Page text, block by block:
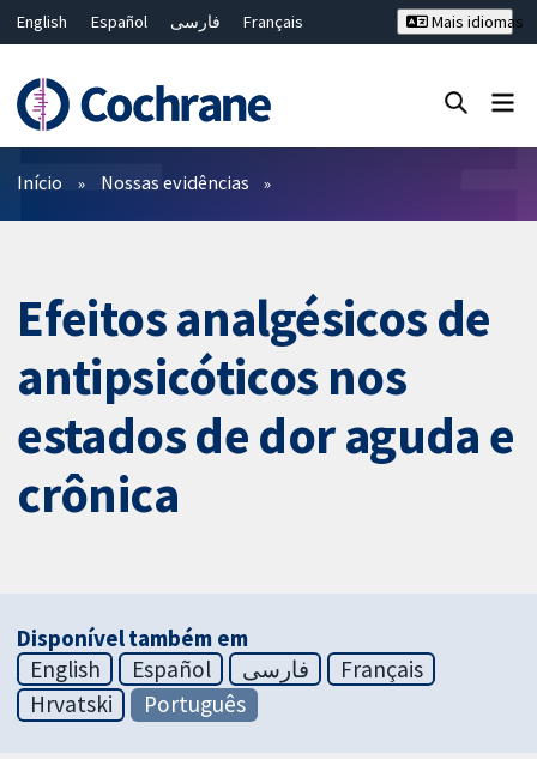
English Español فارسی
Français
Bahasa Malaysia
ไทย 繁體中文
Mais idiomas
Filtros
Início Nossas evidências
Efeitos analgésicos de
antipsicóticos nos
estados de dor aguda e
crônica
Disponível também em
English
Español فارسی
Français
Hrvatski
Português